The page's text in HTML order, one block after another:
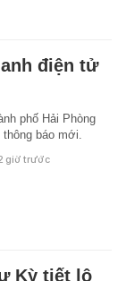
điện tử
phố Hải Phòng
báo mới.
giờ trước
Kỳ tiết lộ